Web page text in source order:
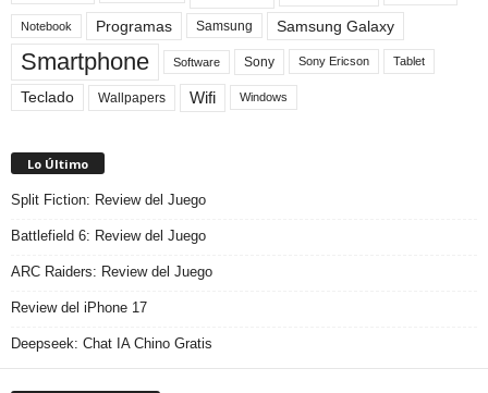
Notebook Programas Samsung Samsung Galaxy
Smartphone Software Sony Sony Ericson Tablet
Teclado Wallpapers Wifi Windows
Lo Último
Split Fiction: Review del Juego
Battlefield 6: Review del Juego
ARC Raiders: Review del Juego
Review del iPhone 17
Deepseek: Chat IA Chino Gratis